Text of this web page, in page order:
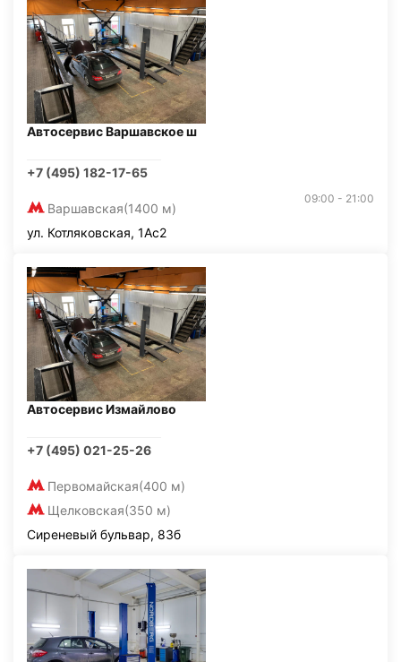
Автосервис Варшавское ш
+7 (495) 182-17-65
Варшавская(1400 м)
09:00 - 21:00
ул. Котляковская, 1Ас2
Автосервис Измайлово
+7 (495) 021-25-26
Первомайская(400 м)
Щелковская(350 м)
Сиреневый бульвар, 83б